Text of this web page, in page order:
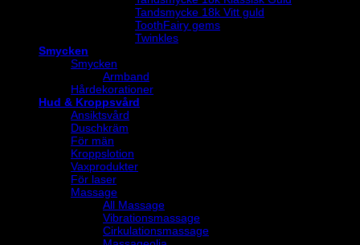
Tandsmycke 18k Vitt guld
ToothFairy gems
Twinkles
Smycken
Smycken
Armband
Hårdekorationer
Hud & Kroppsvård
Ansiktsvård
Duschkräm
För män
Kroppslotion
Vaxprodukter
För laser
Massage
All Massage
Vibrationsmassage
Cirkulationsmassage